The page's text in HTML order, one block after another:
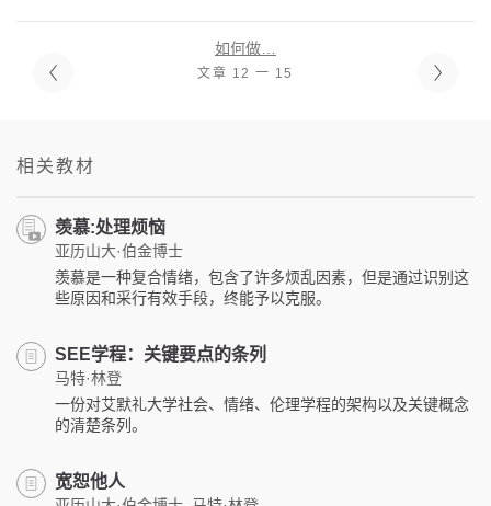
如何做…
文章 12 一 15
相关教材
羡慕:处理烦恼
亚历山大·伯金博士
羡慕是一种复合情绪，包含了许多烦乱因素，但是通过识别这
些原因和采行有效手段，终能予以克服。
SEE学程：关键要点的条列
马特·林登
一份对艾默礼大学社会、情绪、伦理学程的架构以及关键概念
的清楚条列。
宽恕他人